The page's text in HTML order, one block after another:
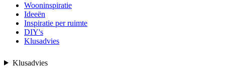
Wooninspiratie
Ideeën
Inspiratie per ruimte
DIY's
Klusadvies
Klusadvies